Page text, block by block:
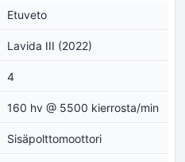
Etuveto
Lavida III (2022)
4
160 hv @ 5500 kierrosta/min
Sisäpolttomoottori